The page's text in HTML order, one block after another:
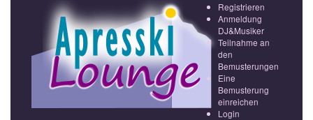
Registrieren
Anmeldung
DJ&Musiker
Teilnahme an
den
Bemusterungen
Eine
Bemusterung
einreichen
Login